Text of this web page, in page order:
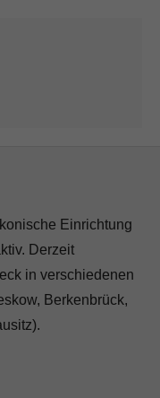
Einrichtung
Derzeit
in verschiedenen
Berkenbrück,